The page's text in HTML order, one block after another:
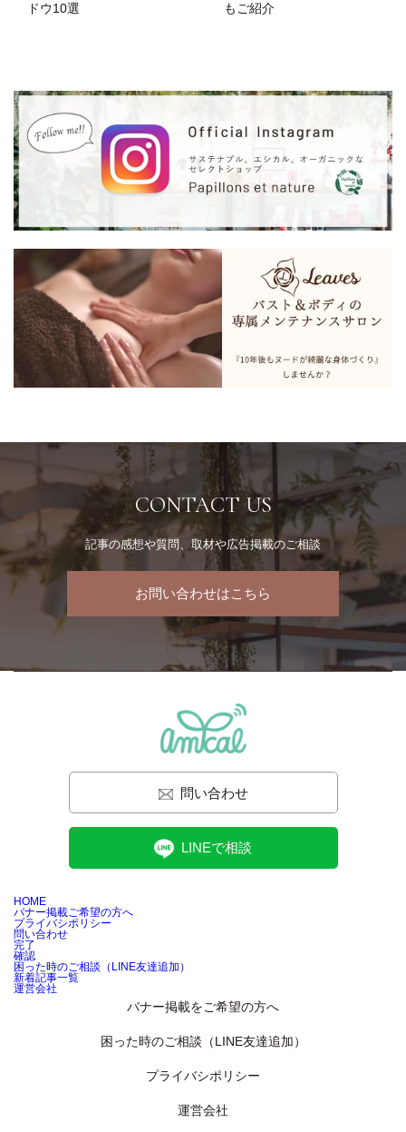
ドウ10選
もご紹介
CONTACT US
記事の感想や質問、取材や広告掲載のご相談
お問い合わせはこちら
問い合わせ
LINEで相談
HOME
バナー掲載ご希望の方へ
プライバシポリシー
問い合わせ
完了
確認
困った時のご相談（LINE友達追加）
新着記事一覧
運営会社
バナー掲載をご希望の方へ
困った時のご相談（LINE友達追加）
プライバシポリシー
運営会社